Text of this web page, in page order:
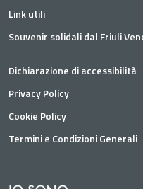
Link utili
Souvenir solidali dal Friuli
Dichiarazione di accessibilità
Privacy Policy
Cookie Policy
Termini e Condizioni Generali